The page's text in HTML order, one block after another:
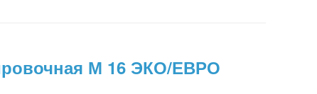
М 16 ЭКО/ЕВРО